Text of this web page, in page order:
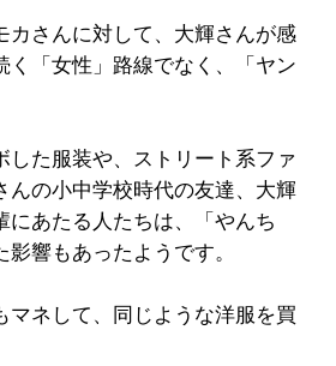
さんに対して、大輝さんが感
く「女性」路線でなく、「ヤン
た服装や、ストリート系ファ
の小中学校時代の友達、大輝
にあたる人たちは、「やんち
響もあったようです。
ネして、同じような洋服を買